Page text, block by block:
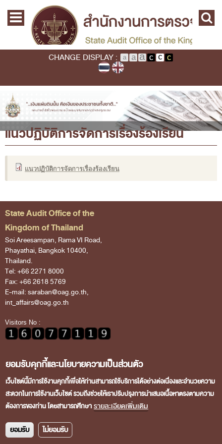
Skip to main content
Main menu
Home
Commission
State Audit Commission
State Audit Policy
Audit Standard
Promoting Fiscal & Financial Discipline
About SAO
Mission / Vision
State Audit Act
Financial Disciplines Act
Auditor General
Executive
Deputy Auditor General
Inspector General
Assistant Auditor General
Organization
Organization Chart
Headquaters
Staff (2020)
CHANGE DISPLAY :
You are here
Home ข้อมูลสาธารณะ › รายงานผลการดำเนินงานของ สตง. › แผนพัฒนาทรัพยากร
บุคคล
แนวปฏิบัติการจัดการเรื่องร้องเรียน
แนวปฏิบัติการจัดการเรื่องร้องเรียน
แนวปฏิบัติการจัดการเรื่องร้องเรียน
State Audit Office of the
Kingdom of Thailand
Soi Areesampan, Rama VI Road,
Phayathai, Bangkok 10400,
Thailand.
Tel: +66 2271 8000
Fax: +66 2618 5769
E-mail: saraban@oag.go.th,
int_affairs@oag.go.th
Visitors No :
Copyright © 2026 State Audit Office of the Kingdom of
Thailand. All rights reserved.
ยอมรับคุกกี้และนโยบายความเป็นส่วนตัว
เว็บไซต์นี้มีการใช้งานคุกกี้เพื่อให้ท่านสามารถใช้บริการได้อย่างต่อเนื่องและอำนวยความ
สะดวกในการใช้งานเว็บไซต์ รวมถึงช่วยให้เราปรับปรุงการนำเสนอเนื้อหาตรงตามความ
ต้องการของท่าน โดยสามารถศึกษา รายละเอียดเพิ่มเติม
ยอมรับ ไม่ยอมรับ